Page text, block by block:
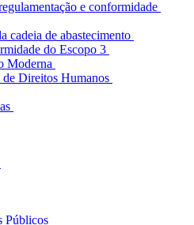
e conformidade
cadeia de abastecimento
do Escopo 3
Moderna
Direitos Humanos
Públicos